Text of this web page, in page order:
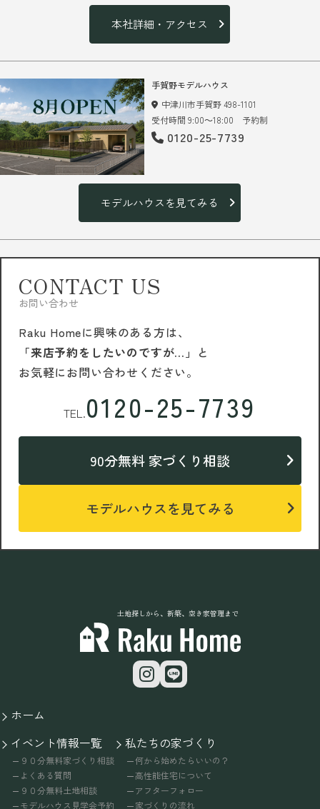
本社詳細・アクセス
手賀野モデルハウス
中津川市手賀野 498-1101
受付時間 9:00～18:00 予約制
0120-25-7739
モデルハウスを見てみる
CONTACT US
お問い合わせ
Raku Homeに興味のある方は、
「来店予約をしたいのですが…」 と
お気軽にお問い合わせください。
TEL.0120-25-7739
90分無料 家づくり相談
モデルハウスを見てみる
土地探しから、新築、空き家管理まで
ホーム
イベント情報一覧
９０分無料家づくり相談
よくある質問
９０分無料土地相談
モデルハウス見学会予約
私たちの家づくり
何から始めたらいいの？
高性能住宅について
アフターフォロー
家づくりの流れ